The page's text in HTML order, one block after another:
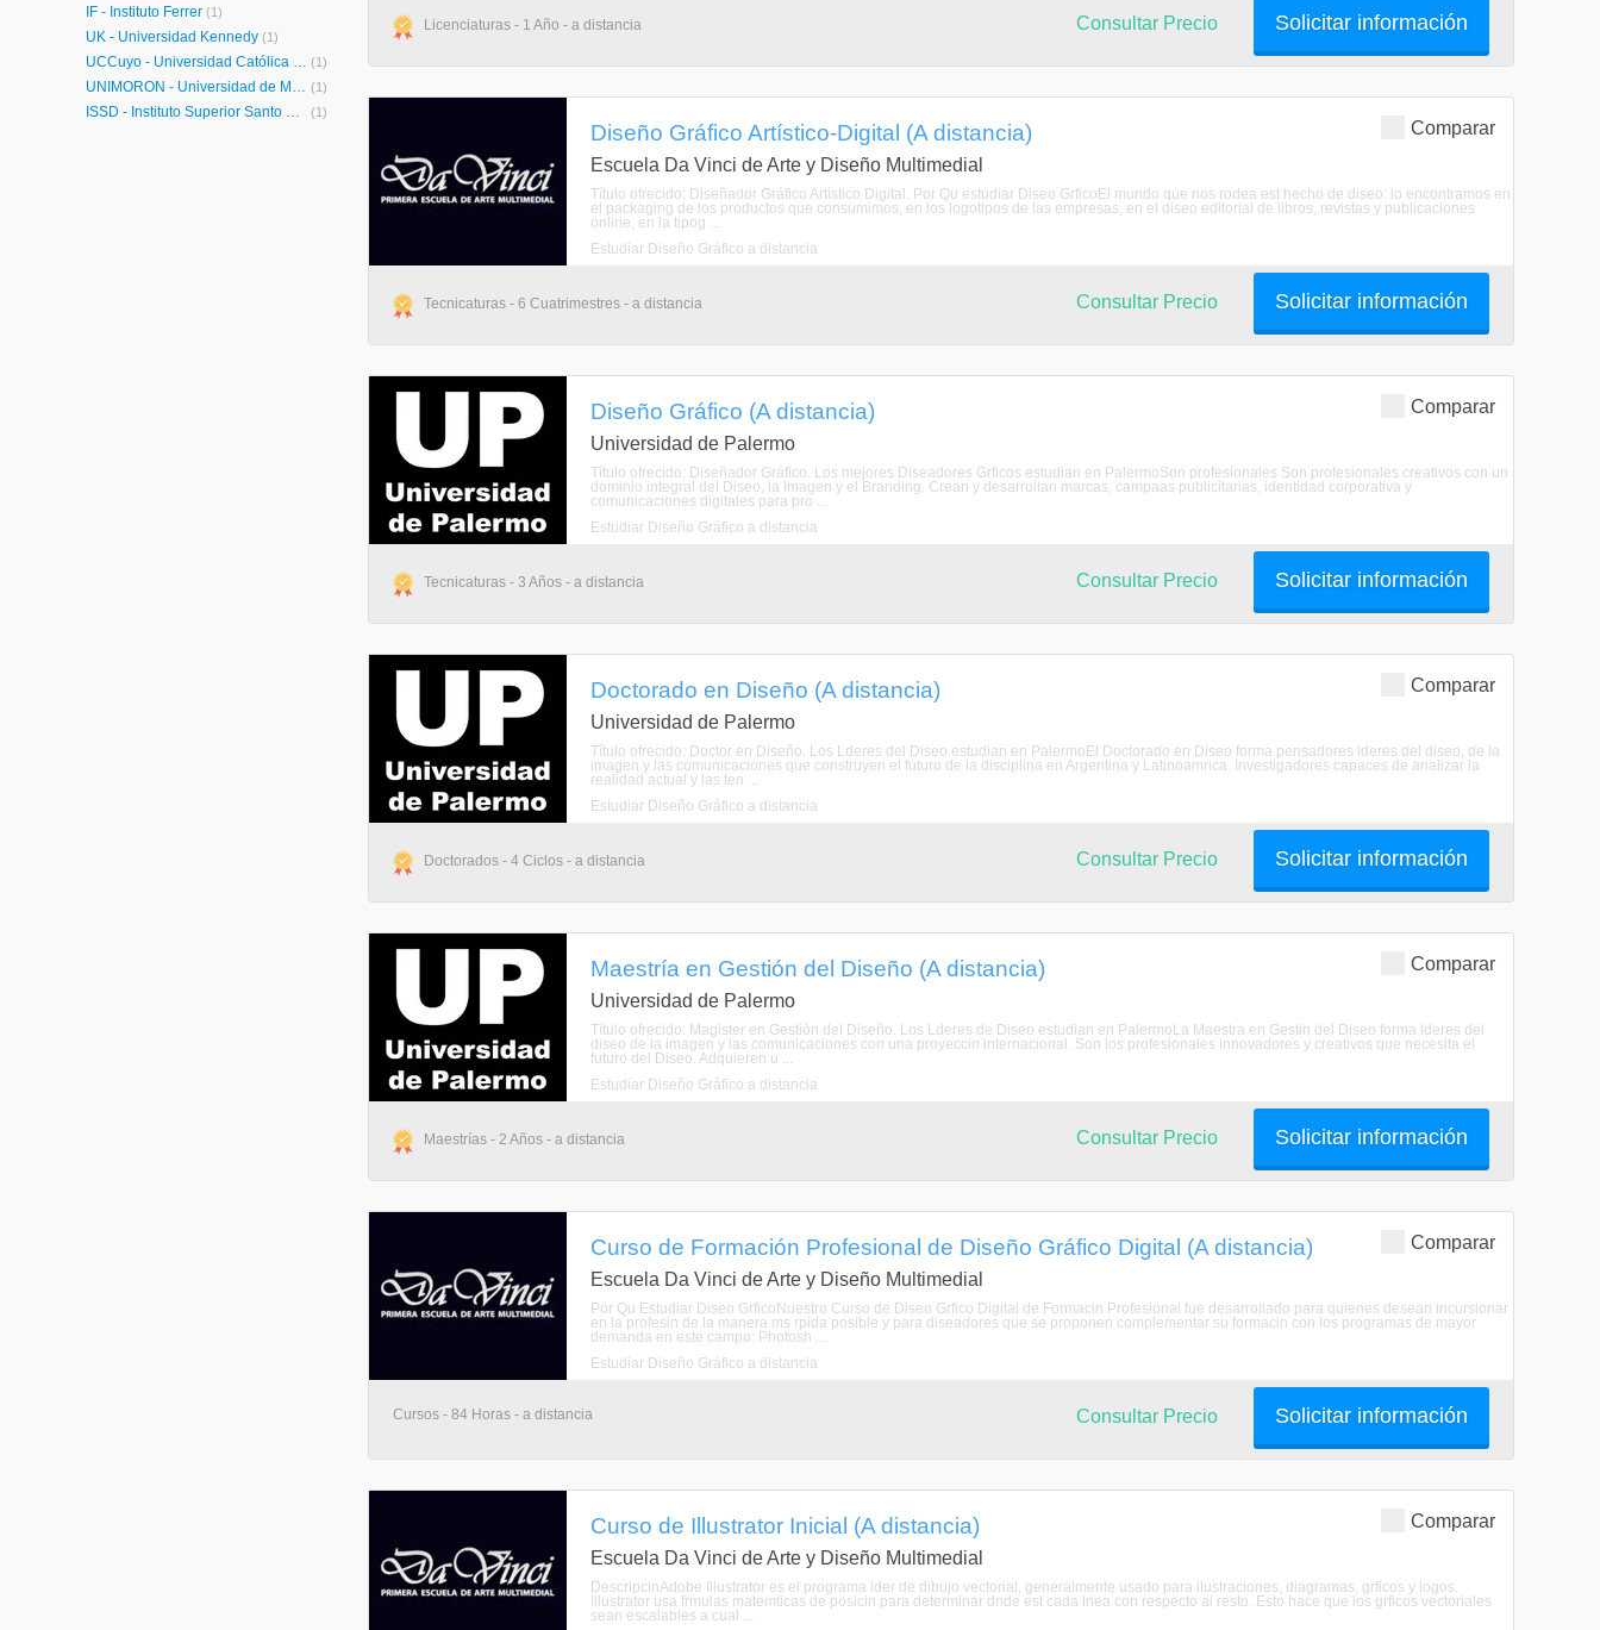
IF - Instituto Ferrer (1)
UK - Universidad Kennedy (1)
UCCuyo - Universidad Católica de Cuyo (1)
UNIMORÓN - Universidad de Morón (1)
ISSD - Instituto Superior Santo Domingo (1)
Licenciaturas - 1 Año - a distancia Solicitar información
Consultar Precio
Comparar
Diseño Gráfico Artístico-Digital (A distancia)
Escuela Da Vinci de Arte y Diseño Multimedial
Título ofrecido: Diseñador Gráfico Artístico Digital. Por Qu estudiar Diseo GrficoEl mundo que nos rodea est hecho de diseo: lo encontramos en
el packaging de los productos que consumimos, en los logotipos de las empresas, en el diseo editorial de libros, revistas y publicaciones
online, en la tipog ...
Estudiar Diseño Gráfico a distancia
Tecnicaturas - 6 Cuatrimestres - a distancia Solicitar información
Consultar Precio
Comparar
Diseño Gráfico (A distancia)
Universidad de Palermo
Título ofrecido: Diseñador Gráfico. Los mejores Diseadores Grficos estudian en PalermoSon profesionales Son profesionales creativos con un
dominio integral del Diseo, la Imagen y el Branding. Crean y desarrollan marcas, campaas publicitarias, identidad corporativa y
comunicaciones digitales para pro ...
Estudiar Diseño Gráfico a distancia
Tecnicaturas - 3 Años - a distancia Solicitar información
Consultar Precio
Comparar
Doctorado en Diseño (A distancia)
Universidad de Palermo
Título ofrecido: Doctor en Diseño. Los Lderes del Diseo estudian en PalermoEl Doctorado en Diseo forma pensadores lderes del diseo, de la
imagen y las comunicaciones que construyen el futuro de la disciplina en Argentina y Latinoamrica. Investigadores capaces de analizar la
realidad actual y las ten ...
Estudiar Diseño Gráfico a distancia
Doctorados - 4 Ciclos - a distancia Solicitar información
Consultar Precio
Comparar
Maestría en Gestión del Diseño (A distancia)
Universidad de Palermo
Título ofrecido: Magister en Gestión del Diseño. Los Lderes de Diseo estudian en PalermoLa Maestra en Gestin del Diseo forma lderes del
diseo de la imagen y las comunicaciones con una proyeccin internacional. Son los profesionales innovadores y creativos que necesita el
futuro del Diseo. Adquieren u ...
Estudiar Diseño Gráfico a distancia
Maestrías - 2 Años - a distancia Solicitar información
Consultar Precio
Comparar
Curso de Formación Profesional de Diseño Gráfico Digital (A distancia)
Escuela Da Vinci de Arte y Diseño Multimedial
Por Qu Estudiar Diseo GrficoNuestro Curso de Diseo Grfico Digital de Formacin Profesional fue desarrollado para quienes desean incursionar
en la profesin de la manera ms rpida posible y para diseadores que se proponen complementar su formacin con los programas de mayor
demanda en este campo: Photosh ...
Estudiar Diseño Gráfico a distancia
Cursos - 84 Horas - a distancia Solicitar información
Consultar Precio
Comparar
Curso de Illustrator Inicial (A distancia)
Escuela Da Vinci de Arte y Diseño Multimedial
DescripcinAdobe Illustrator es el programa lder de dibujo vectorial, generalmente usado para ilustraciones, diagramas, grficos y logos.
Illustrator usa frmulas matemticas de posicin para determinar dnde est cada lnea con respecto al resto. Esto hace que los grficos vectoriales
sean escalables a cual ...